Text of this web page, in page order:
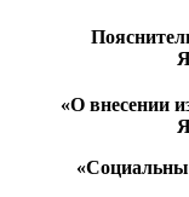
«О внесении